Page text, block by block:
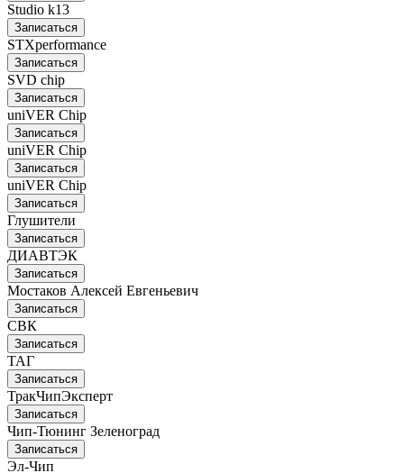
Studio k13
Записаться
STXperformance
Записаться
SVD chip
Записаться
uniVER Chip
Записаться
uniVER Chip
Записаться
uniVER Chip
Записаться
Глушители
Записаться
ДИАВТЭК
Записаться
Мостаков Алексей Евгеньевич
Записаться
СВК
Записаться
ТАГ
Записаться
ТракЧипЭксперт
Записаться
Чип-Тюнинг Зеленоград
Записаться
Эл-Чип